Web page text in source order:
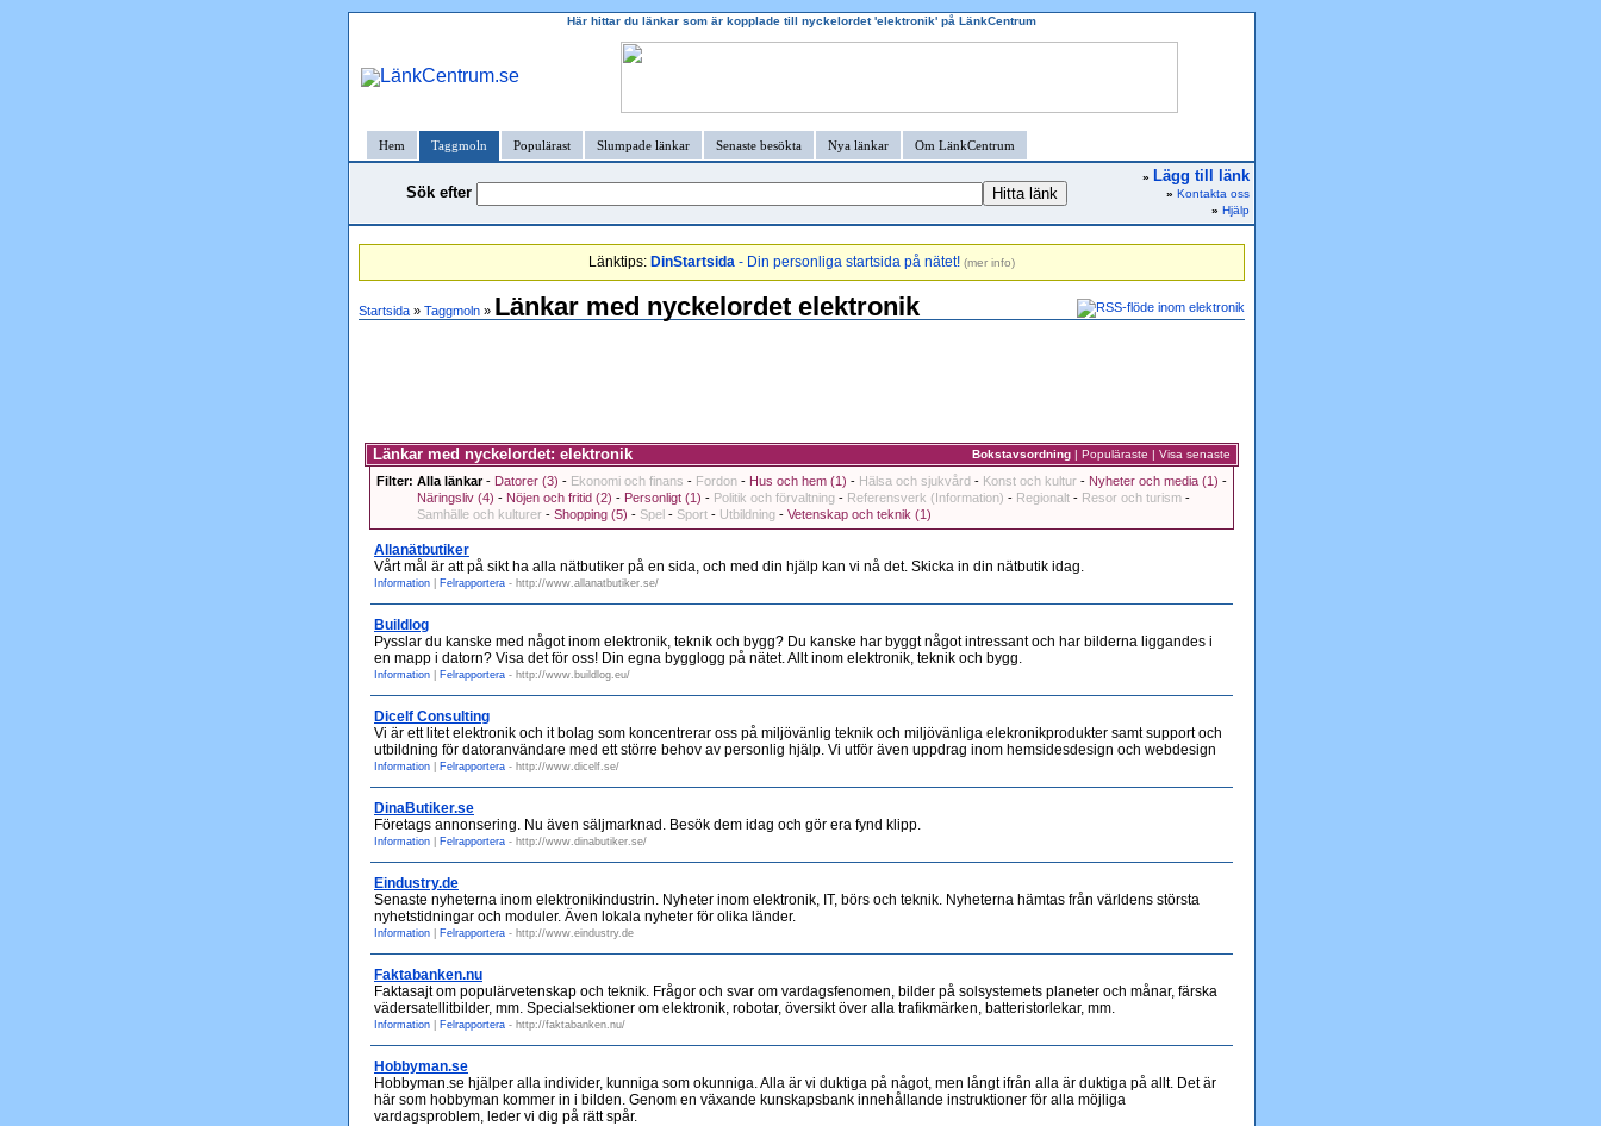
Här hittar du länkar som är kopplade till nyckelordet 'elektronik' på LänkCentrum
Hem Taggmoln Populärast Slumpade länkar Senaste besökta Nya länkar Om LänkCentrum
Sök efter
» Lägg till länk
» Kontakta oss
» Hjälp
Länktips: DinStartsida - Din personliga startsida på nätet! (mer info)
Startsida » Taggmoln » Länkar med nyckelordet elektronik
Länkar med nyckelordet: elektronik Bokstavsordning | Populäraste | Visa senaste
Filter: Alla länkar- Datorer (3) - Ekonomi och finans - Fordon - Hus och hem (1) - Hälsa och sjukvård - Konst och kultur - Nyheter och media (1) -
Näringsliv (4) - Nöjen och fritid (2) - Personligt (1) - Politik och förvaltning - Referensverk (Information) - Regionalt - Resor och turism -
Samhälle och kulturer - Shopping (5) - Spel - Sport - Utbildning - Vetenskap och teknik (1)
Allanätbutiker
Vårt mål är att på sikt ha alla nätbutiker på en sida, och med din hjälp kan vi nå det. Skicka in din nätbutik idag.
Information Felrapportera - http://www.allanatbutiker.se/
Buildlog
Pysslar du kanske med något inom elektronik, teknik och bygg? Du kanske har byggt något intressant och har bilderna liggandes i
en mapp i datorn? Visa det för oss! Din egna bygglogg på nätet. Allt inom elektronik, teknik och bygg.
Information Felrapportera - http://www.buildlog.eu/
Dicelf Consulting
Vi är ett litet elektronik och it bolag som koncentrerar oss på miljövänlig teknik och miljövänliga elekronikprodukter samt support och
utbildning för datoranvändare med ett större behov av personlig hjälp. Vi utför även uppdrag inom hemsidesdesign och webdesign
Information Felrapportera - http://www.dicelf.se/
DinaButiker.se
Företags annonsering. Nu även säljmarknad. Besök dem idag och gör era fynd klipp.
Information Felrapportera - http://www.dinabutiker.se/
Eindustry.de
Senaste nyheterna inom elektronikindustrin. Nyheter inom elektronik, IT, börs och teknik. Nyheterna hämtas från världens största
nyhetstidningar och moduler. Även lokala nyheter för olika länder.
Information Felrapportera - http://www.eindustry.de
Faktabanken.nu
Faktasajt om populärvetenskap och teknik. Frågor och svar om vardagsfenomen, bilder på solsystemets planeter och månar, färska
vädersatellitbilder, mm. Specialsektioner om elektronik, robotar, översikt över alla trafikmärken, batteristorlekar, mm.
Information Felrapportera - http://faktabanken.nu/
Hobbyman.se
Hobbyman.se hjälper alla individer, kunniga som okunniga. Alla är vi duktiga på något, men långt ifrån alla är duktiga på allt. Det är
här som hobbyman kommer in i bilden. Genom en växande kunskapsbank innehållande instruktioner för alla möjliga
vardagsproblem, leder vi dig på rätt spår.